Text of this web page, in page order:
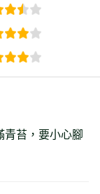
青苔，要小心腳